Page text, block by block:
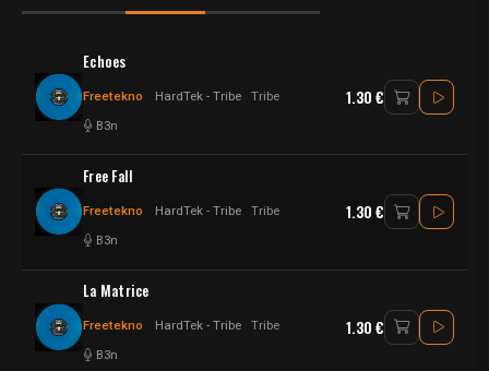
Echoes
Freetekno HardTek - Tribe Tribe
B3n
1.30 €
Free Fall
Freetekno HardTek - Tribe Tribe
B3n
1.30 €
La Matrice
Freetekno HardTek - Tribe Tribe
B3n
1.30 €